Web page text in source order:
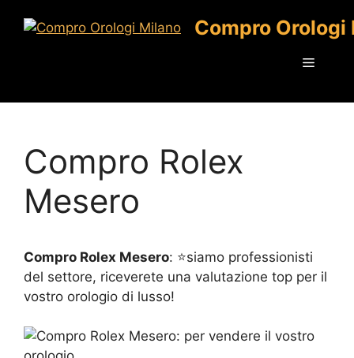
Compro Orologi
Menu
Compro Rolex
Mesero
Compro Rolex Mesero: ⭐siamo professionisti
del settore, riceverete una valutazione top per il
vostro orologio di lusso!